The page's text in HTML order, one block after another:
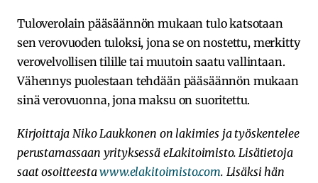
Tuloverolain pääsäännön mukaan tulo katsotaan
sen verovuoden tuloksi, jona se on nostettu, merkitty
verovelvollisen tilille tai muutoin saatu vallintaan.
Vähennys puolestaan tehdään pääsäännön mukaan
sinä verovuonna, jona maksu on suoritettu.
Kirjoittaja Niko Laukkonen on lakimies ja työskentelee
perustamassaan yrityksessä eLakitoimisto. Lisätietoja
saat osoitteestawww.elakitoimisto.com. Lisäksi hän